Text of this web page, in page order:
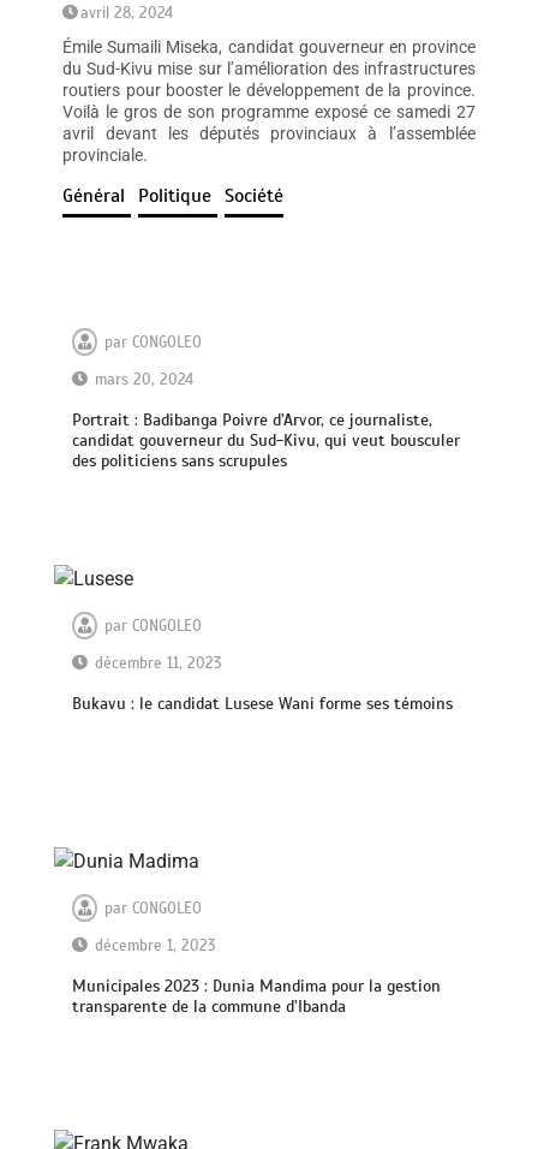
avril 28, 2024
Émile Sumaili Miseka, candidat gouverneur en province
du Sud-Kivu mise sur l’amélioration des infrastructures
routiers pour booster le développement de la province.
Voilà le gros de son programme exposé ce samedi 27
avril devant les députés provinciaux à l’assemblée
provinciale.
Général Politique Société
parCONGOLEO
mars 20, 2024
Portrait : Badibanga Poivre d’Arvor, ce journaliste,
candidat gouverneur du Sud-Kivu, qui veut bousculer
des politiciens sans scrupules
parCONGOLEO
décembre 11, 2023
Bukavu : le candidat Lusese Wani forme ses témoins
parCONGOLEO
décembre 1, 2023
Municipales 2023 : Dunia Mandima pour la gestion
transparente de la commune d’Ibanda